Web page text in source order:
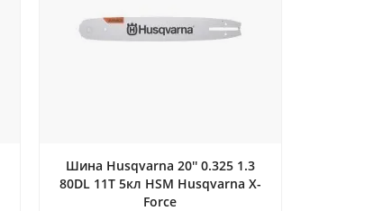
Шина Husqvarna 20'' 0.325 1.3
80DL 11T 5кл HSM Husqvarna X-
Force